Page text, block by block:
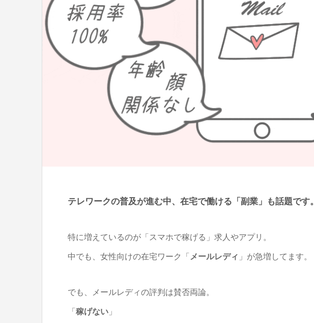
テレワークの普及が進む中、在宅で働ける「副業」も話題です。
特に増えているのが「スマホで稼げる」求人やアプリ。
中でも、女性向けの在宅ワーク「 メールレディ 」が急増してます。
でも、メールレディの評判は賛否両論。
「 稼げない」